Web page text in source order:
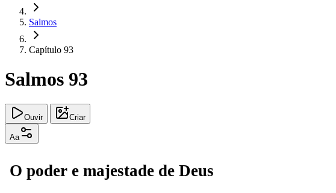
Salmos
Capítulo 93
Salmos 93
Ouvir Criar
Aa
O poder e majestade de Deus